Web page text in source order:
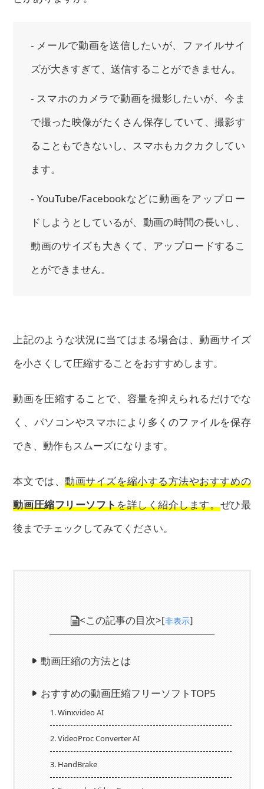
- メールで動画を送信したいが、ファイルサイ
ズが大きすぎて、送信することができません。
- スマホのカメラで動画を撮影したいが、今ま
で撮った映像がたくさん保存していて、撮影す
ることもできないし、スマホもカクカクしてい
ます。
- YouTube/Facebookなどに動画をアップロー
ドしようとしているが、動画の時間の長いし、
動画のサイズも大きくて、アップロードするこ
とができません。
上記のような状況に当てはまる場合は、動画サイズ
を小さくして圧縮することをおすすめします。
動画を圧縮することで、容量を抑えられるだけでな
く、パソコンやスマホにより多くのファイルを保存
でき、動作もスムーズになります。
本文では、動画サイズを縮小する方法やおすすめの
動画圧縮フリーソフトを詳しく紹介します。ぜひ最
後までチェックしてみてください。
<この記事の目次>[非表示]
動画圧縮の方法とは
おすすめの動画圧縮フリーソフトTOP5
1. Winxvideo AI
2. VideoProc Converter AI
3. HandBrake